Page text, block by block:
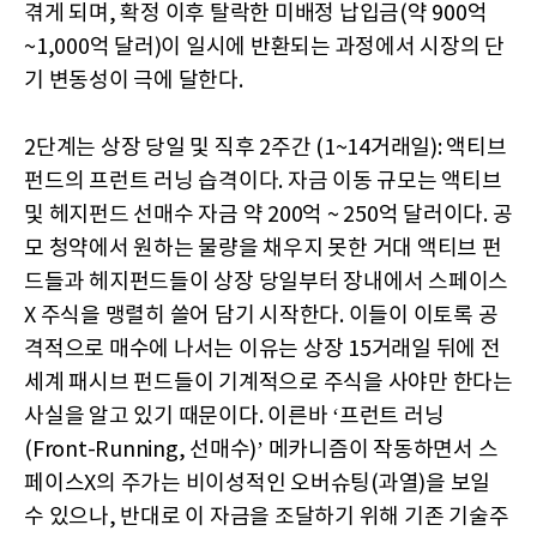
겪게 되며, 확정 이후 탈락한 미배정 납입금(약 900억
~1,000억 달러)이 일시에 반환되는 과정에서 시장의 단
기 변동성이 극에 달한다.
2단계는 상장 당일 및 직후 2주간 (1~14거래일): 액티브
펀드의 프런트 러닝 습격이다. 자금 이동 규모는 액티브
및 헤지펀드 선매수 자금 약 200억 ~ 250억 달러이다. 공
모 청약에서 원하는 물량을 채우지 못한 거대 액티브 펀
드들과 헤지펀드들이 상장 당일부터 장내에서 스페이스
X 주식을 맹렬히 쓸어 담기 시작한다. 이들이 이토록 공
격적으로 매수에 나서는 이유는 상장 15거래일 뒤에 전
세계 패시브 펀드들이 기계적으로 주식을 사야만 한다는
사실을 알고 있기 때문이다. 이른바 ‘프런트 러닝
(Front-Running, 선매수)’ 메카니즘이 작동하면서 스
페이스X의 주가는 비이성적인 오버슈팅(과열)을 보일
수 있으나, 반대로 이 자금을 조달하기 위해 기존 기술주